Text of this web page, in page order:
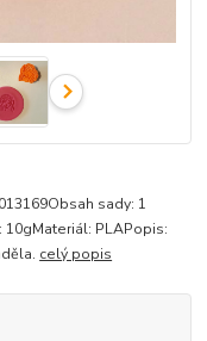
sady: 1
10gMateriál: PLAPopis:
celý popis